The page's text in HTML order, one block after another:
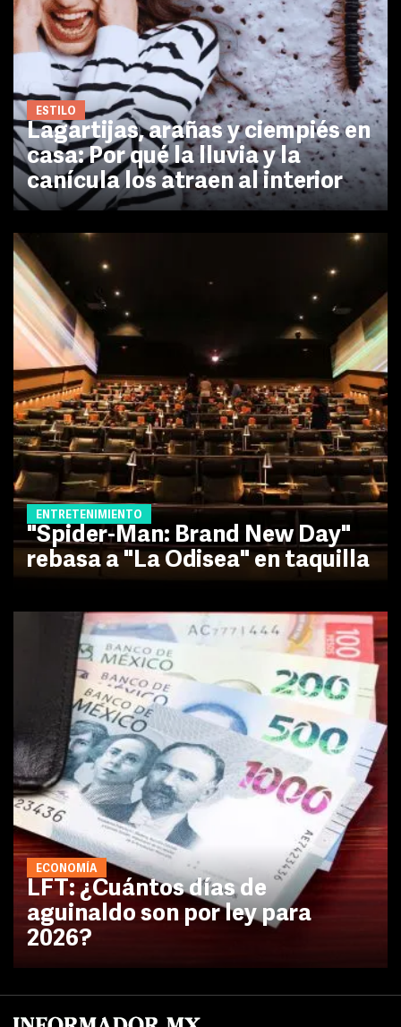
ESTILO
Lagartijas, arañas y ciempiés en
casa: Por qué la lluvia y la
canícula los atraen al interior
ENTRETENIMIENTO
"Spider-Man: Brand New Day"
rebasa a "La Odisea" en taquilla
ECONOMÍA
LFT: ¿Cuántos días de
aguinaldo son por ley para
2026?